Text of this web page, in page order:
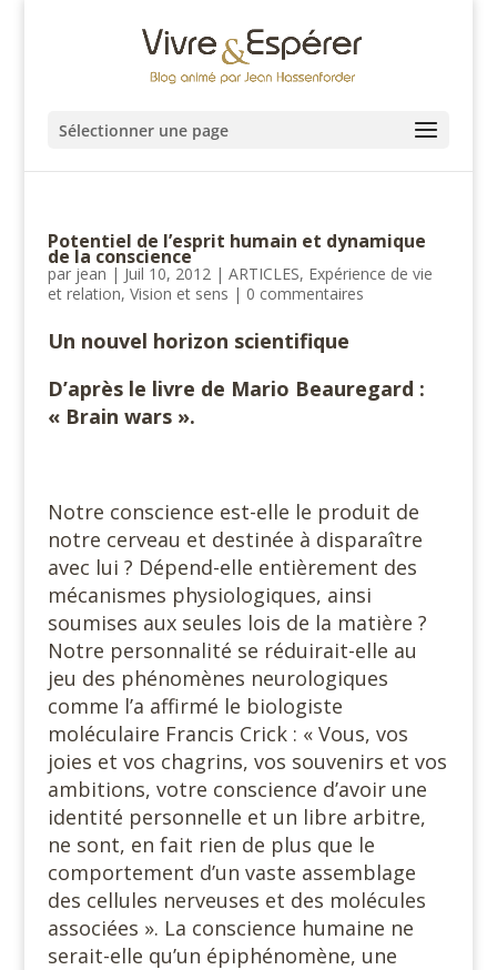
Sélectionner une page
Potentiel de l’esprit humain et dynamique
de la conscience
par jean | Juil 10, 2012| ARTICLES, Expérience de vie
et relation, Vision et sens | 0 commentaires
Un nouvel horizon scientifique
D’après le livre de Mario Beauregard :
« Brain wars ».
Notre conscience est-elle le produit de
notre cerveau et destinée à disparaître
avec lui ? Dépend-elle entièrement des
mécanismes physiologiques, ainsi
soumises aux seules lois de la matière ?
Notre personnalité se réduirait-elle au
jeu des phénomènes neurologiques
comme l’a affirmé le biologiste
moléculaire Francis Crick : « Vous, vos
joies et vos chagrins, vos souvenirs et vos
ambitions, votre conscience d’avoir une
identité personnelle et un libre arbitre,
ne sont, en fait rien de plus que le
comportement d’un vaste assemblage
des cellules nerveuses et des molécules
associées ». La conscience humaine ne
serait-elle qu’un épiphénomène, une